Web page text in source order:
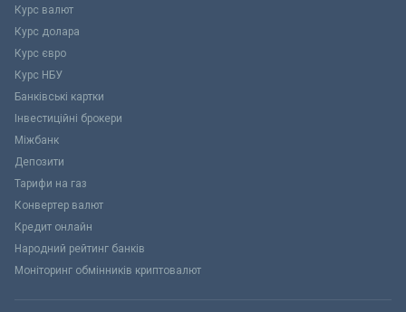
Курс валют
Курс долара
Курс євро
Курс НБУ
Банківські картки
Інвестиційні брокери
Міжбанк
Депозити
Тарифи на газ
Конвертер валют
Кредит онлайн
Народний рейтинг банків
Моніторинг обмінників криптовалют